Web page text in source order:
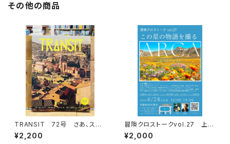
その他の商品
TRANSIT 72号 さあ、スペ
インへ！ 太陽と海と土の国
¥2,200
冒険クロストークvol.27 上田
優紀「この星の物語を撮る」録画
視聴権
¥2,000